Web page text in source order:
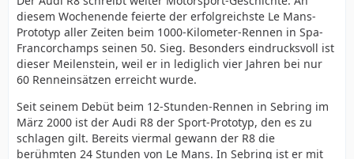
diesem Wochenende feierte der erfolgreichste Le Mans-
Prototyp aller Zeiten beim 1000-Kilometer-Rennen in Spa-
Francorchamps seinen 50. Sieg. Besonders eindrucksvoll ist
dieser Meilenstein, weil er in lediglich vier Jahren bei nur
60 Renneinsätzen erreicht wurde.
Seit seinem Debüt beim 12-Stunden-Rennen in Sebring im
März 2000 ist der Audi R8 der Sport-Prototyp, den es zu
schlagen gilt. Bereits viermal gewann der R8 die
berühmten 24 Stunden von Le Mans. In Sebring ist er mit